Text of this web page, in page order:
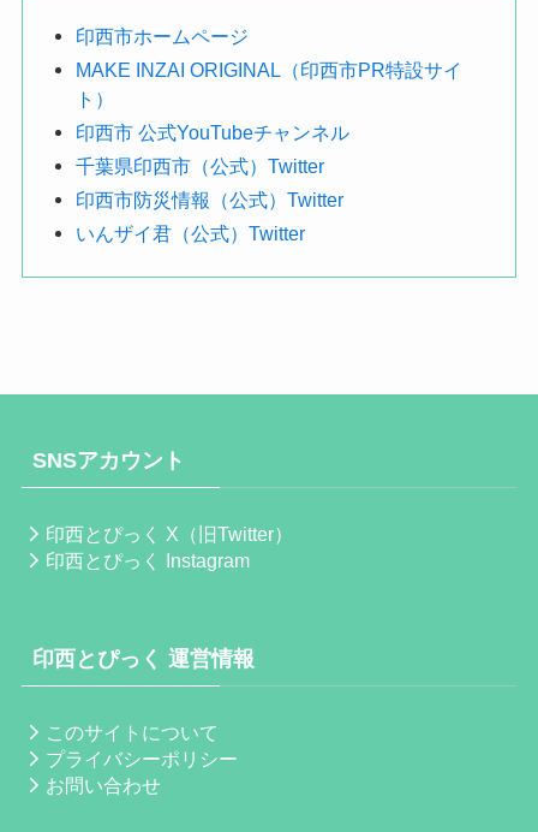
印西市ホームページ
MAKE INZAI ORIGINAL（印西市PR特設サイ
ト）
印西市 公式YouTubeチャンネル
千葉県印西市（公式）Twitter
印西市防災情報（公式）Twitter
いんザイ君（公式）Twitter
SNSアカウント
印西とぴっく X（旧Twitter）
印西とぴっく Instagram
印西とぴっく 運営情報
このサイトについて
プライバシーポリシー
お問い合わせ